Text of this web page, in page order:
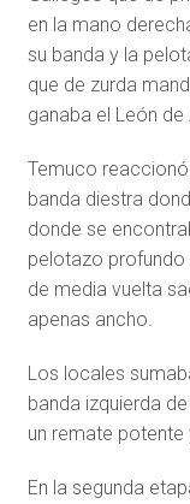
en la mano
su banda y la
que de zurda
ganaba el León de
Temuco
banda diestra
donde se
pelotazo profundo
de media vuelta
apenas ancho.
Los locales
banda izquierda de
un remate potente
En la segunda